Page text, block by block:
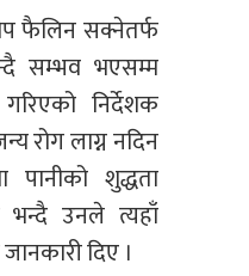
फैलिन सक्नेतर्फ
सम्भव भएसम्म
निर्देशक
रोग लाग्न नदिन
पानीको शुद्धता
भन्दै उनले त्यहाँ
दिए ।